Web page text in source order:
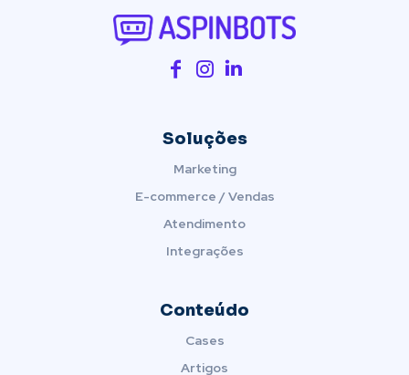
Soluções
Marketing
E-commerce / Vendas
Atendimento
Integrações
Conteúdo
Cases
Artigos